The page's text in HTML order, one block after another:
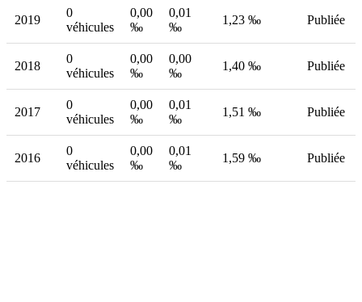
2019
0
véhicules
0,00
‰
0,01
‰
1,23 ‰ Publiée
2018
0
véhicules
0,00
‰
0,00
‰
1,40 ‰ Publiée
2017
0
véhicules
0,00
‰
0,01
‰
1,51 ‰ Publiée
2016
0
véhicules
0,00
‰
0,01
‰
1,59 ‰ Publiée